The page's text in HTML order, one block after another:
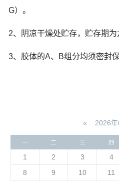
G）。
2、阴凉干燥处贮存，贮存期
3、胶体的A、B组分均须密封
« 2026年
一 二 三 四
1 2 3 4
8
9 10 11